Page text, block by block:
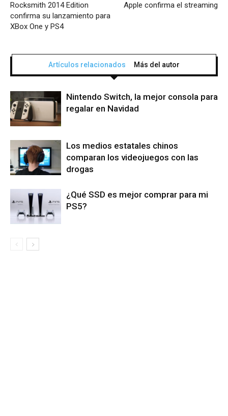
Rocksmith 2014 Edition
confirma su lanzamiento para
XBox One y PS4
Apple confirma el streaming
Artículos relacionados Más del autor
Nintendo Switch, la mejor consola para
regalar en Navidad
Los medios estatales chinos
comparan los videojuegos con las
drogas
¿Qué SSD es mejor comprar para mi
PS5?